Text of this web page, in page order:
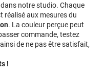
notre studio. Chaque
réalisé aux mesures du
. La couleur perçue peut
commande, testez
de ne pas être satisfait,
!